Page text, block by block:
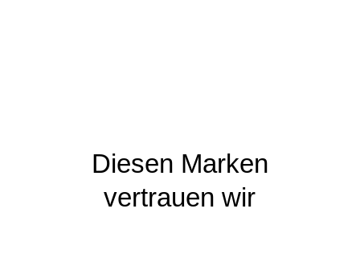
Diesen Marken
vertrauen wir